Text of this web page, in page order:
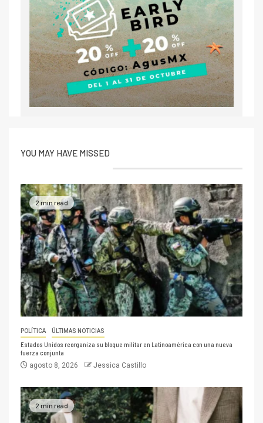
YOU MAY HAVE MISSED
2 min read
POLÍTICA ÚLTIMAS NOTICIAS
Estados Unidos reorganiza su bloque militar en Latinoamérica con una nueva
fuerza conjunta
agosto 8, 2026 Jessica Castillo
2 min read